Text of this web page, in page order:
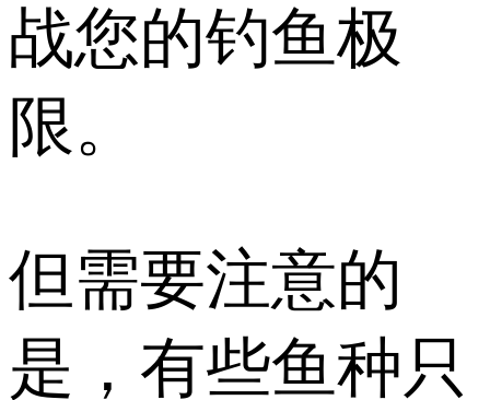
战您的钓鱼极
限。
但需要注意的
是，有些鱼种只